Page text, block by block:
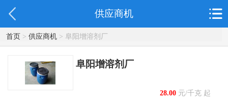
供应商机
首页> 供应商机> 阜阳增溶剂厂
阜阳增溶剂厂
28.00元/千克 起